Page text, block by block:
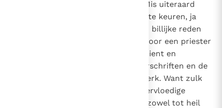
gelovigen aan de viering van de Mis uiteraard
zeer gewenst, toch is het niet af te keuren, ja
zelfs goed te keuren, dat om een billijke reden
de Mis privé wordt opgedragen door een priester
met slechts één ministrant, die dient en
antwoordt, altijd volgens de voorschriften en de
wettige tradities van de heilige Kerk. Want zulk
een Mis schenkt een grote, ja overvloedige
rijkdom van bijzondere genaden zowel tot heil